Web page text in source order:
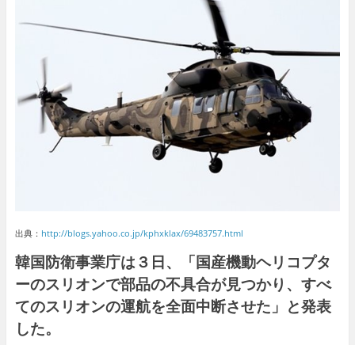
出典： http://blogs.yahoo.co.jp/kphxklax/69483757.html
韓国防衛事業庁は３日、「国産機動ヘリコプタ
ーのスリオンで部品の不具合が見つかり、すべ
てのスリオンの運航を全面中断させた」と発表
した。